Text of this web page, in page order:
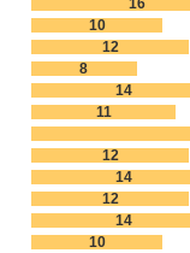
10
12
8
14
11
12
14
12
14
10